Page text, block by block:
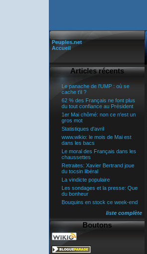
Peuples.net
Accueil
Articles récents
Le panache de l'UMP : où se
cache t'il ?
62 % des Français ne font plus
du tout confiance au Président
1er Mai chômé: non ce n'est un
gros mot
Statistiques d'avril
www.wikio: le mois de Mai est
dans les bacs
Le moral des Français dans les
chaussettes
Retraites: Xavier Bertrand joue
du tocsin libéral
La vindicte populaire
Les sondages et la presse: Que
du bonheur
Bouquins en stock ce week-end
liste complète
Boutons